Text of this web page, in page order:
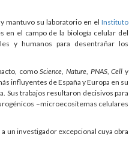
mantuvo su laboratorio en elInstituto
en el campo de la biología celular del
y humanos para desentrañar los
comoScience,Nature, PNAS,Celly
influyentes de España y Europa en su
Sus trabajos resultaron decisivos para
–microecositemas celulares
un investigador excepcional cuya obra